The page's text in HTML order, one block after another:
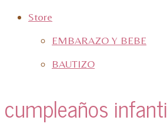
Store
EMBARAZO Y BEBE
BAUTIZO
cumpleaños